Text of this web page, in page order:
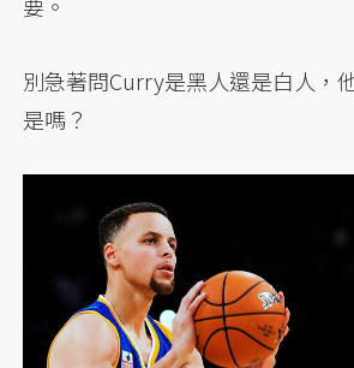
要。
別急著問Curry是黑人還是白人，
是嗎？